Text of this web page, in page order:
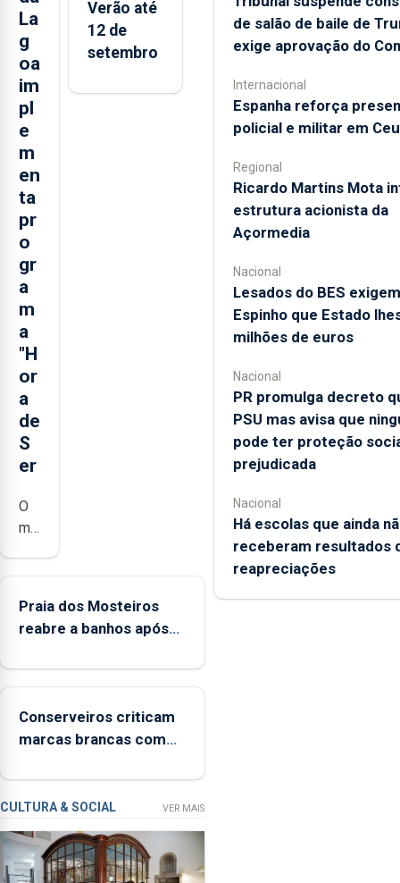
La
g
oa
im
pl
e
m
en
ta
pr
o
gr
a
m
a
"H
or
a
de
S
er
O
município
a
implementar
de
Ser”
a
prevenção
primária
da
violência
Verão até
12 de
setembro
Praia dos Mosteiros
reabre a banhos após
Conserveiros criticam
marcas brancas com
CULTURA & SOCIAL VER MAIS
de salão de baile de
exige aprovação do
Internacional
Espanha reforça
policial e militar em
Regional
Ricardo Martins Mota
estrutura acionista da
Açormedia
Nacional
Lesados do BES
Espinho que Estado
milhões de euros
Nacional
PR promulga decreto
PSU mas avisa que
pode ter proteção
prejudicada
Nacional
Há escolas que ainda
receberam resultados
reapreciações